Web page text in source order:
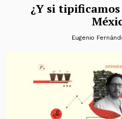
¿Y si
Eugenio